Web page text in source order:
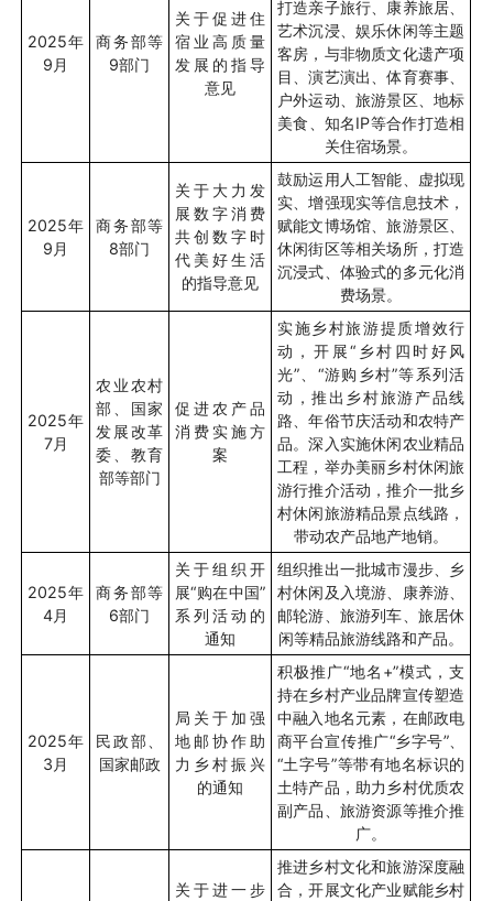
2025年
9月
商务部等
9部门
关于促进住
宿业高质量
发展的指导
意见
打造亲子旅行、康养旅居、
艺术沉浸、娱乐休闲等主题
客房，与非物质文化遗产项
目、演艺演出、体育赛事、
户外运动、旅游景区、地标
美食、知名IP等合作打造相
关住宿场景。
2025年
9月
商务部等
8部门
关于大力发
展数字消费
共创数字时
代美好生活
的指导意见
鼓励运用人工智能、虚拟现
实、增强现实等信息技术，
赋能文博场馆、旅游景区、
休闲街区等相关场所，打造
沉浸式、体验式的多元化消
费场景。
2025年
7月
农业农村
部、国家
发展改革
委、教育
部等部门
促进农产品
消费实施方
案
实施乡村旅游提质增效行
动，开展“乡村四时好风
光”、“游购乡村”等系列活
动，推出乡村旅游产品线
路、年俗节庆活动和农特产
品。深入实施休闲农业精品
工程，举办美丽乡村休闲旅
游行推介活动，推介一批乡
村休闲旅游精品景点线路，
带动农产品地产地销。
2025年
4月
商务部等
6部门
关于组织开
展“购在中国”
系列活动的
通知
组织推出一批城市漫步、乡
村休闲及入境游、康养游、
邮轮游、旅游列车、旅居休
闲等精品旅游线路和产品。
2025年
3月
民政部、
国家邮政
局关于加强
地邮协作助
力乡村振兴
的通知
积极推广“地名 +”模式，支
持在乡村产业品牌宣传塑造
中融入地名元素，在邮政电
商平台宣传推广“乡字号”、
“土字号”等带有地名标识的
土特产品，助力乡村优质农
副产品、旅游资源等推介推
广。
关于进一步
推进乡村文化和旅游深度融
合，开展文化产业赋能乡村